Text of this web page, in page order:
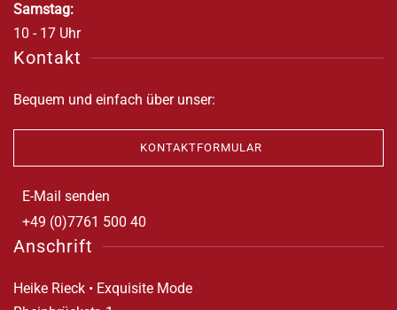
Samstag:
10 - 17 Uhr
Kontakt
Bequem und einfach über unser:
KONTAKTFORMULAR
E-Mail senden
+49 (0)7761 500 40
Anschrift
Heike Rieck • Exquisite Mode